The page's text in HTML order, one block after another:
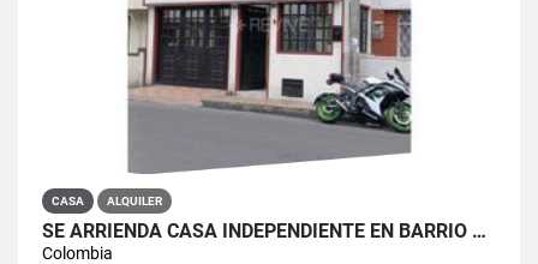
CASA ALQUILER
SE ARRIENDA CASA INDEPENDIENTE EN BARRIO QUIROGA SUR
Colombia